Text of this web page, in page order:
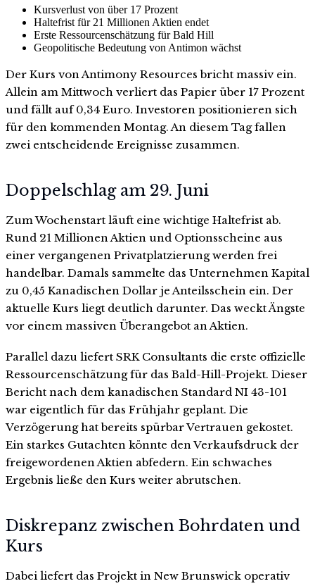
Kursverlust von über 17 Prozent
Haltefrist für 21 Millionen Aktien endet
Erste Ressourcenschätzung für Bald Hill
Geopolitische Bedeutung von Antimon wächst
Der Kurs von Antimony Resources bricht massiv ein.
Allein am Mittwoch verliert das Papier über 17 Prozent
und fällt auf 0,34 Euro. Investoren positionieren sich
für den kommenden Montag. An diesem Tag fallen
zwei entscheidende Ereignisse zusammen.
Doppelschlag am 29. Juni
Zum Wochenstart läuft eine wichtige Haltefrist ab.
Rund 21 Millionen Aktien und Optionsscheine aus
einer vergangenen Privatplatzierung werden frei
handelbar. Damals sammelte das Unternehmen Kapital
zu 0,45 Kanadischen Dollar je Anteilsschein ein. Der
aktuelle Kurs liegt deutlich darunter. Das weckt Ängste
vor einem massiven Überangebot an Aktien.
Parallel dazu liefert SRK Consultants die erste offizielle
Ressourcenschätzung für das Bald-Hill-Projekt. Dieser
Bericht nach dem kanadischen Standard NI 43-101
war eigentlich für das Frühjahr geplant. Die
Verzögerung hat bereits spürbar Vertrauen gekostet.
Ein starkes Gutachten könnte den Verkaufsdruck der
freigewordenen Aktien abfedern. Ein schwaches
Ergebnis ließe den Kurs weiter abrutschen.
Diskrepanz zwischen Bohrdaten und
Kurs
Dabei liefert das Projekt in New Brunswick operativ